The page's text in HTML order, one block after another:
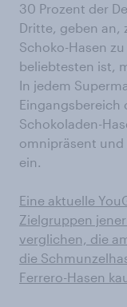
30 Prozent der
Dritte, geben an,
Schoko-Hasen
beliebtesten ist,
In jedem
Eingangsbereich
Schokoladen-
omnipräsent und
ein.
Eine aktuelle
Zielgruppen
verglichen, die
die
Ferrero-Hasen